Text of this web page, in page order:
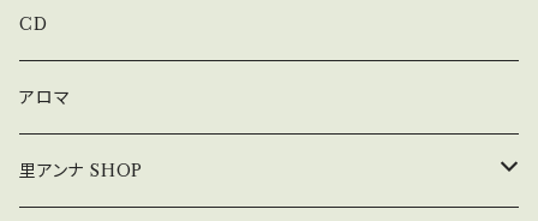
上松美香コンサート
CD
アロマ
里アンナ SHOP